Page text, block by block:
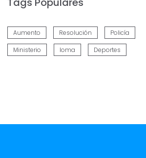
Aumento Resolución Policía
Ministerio Ioma Deportes